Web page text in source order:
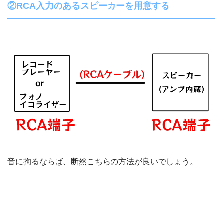
②RCA入力のあるスピーカーを用意する
音に拘るならば、断然こちらの方法が良いでしょう。